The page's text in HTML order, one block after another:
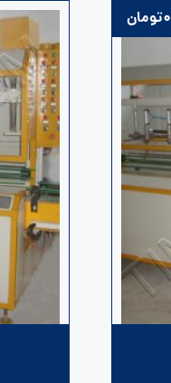
۰تومان